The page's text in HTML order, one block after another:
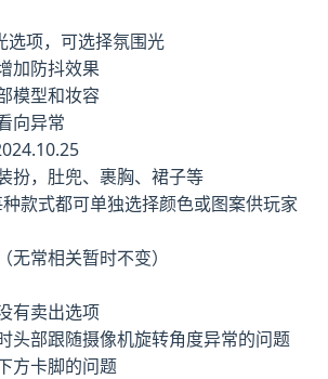
选项，可选择氛围光
加防抖效果
模型和妆容
向异常
扮，肚兜、裹胸、裙子等
款式都可单独选择颜色或图案供玩家
常相关暂时不变）
有卖出选项
头部跟随摄像机旋转角度异常的问题
方卡脚的问题